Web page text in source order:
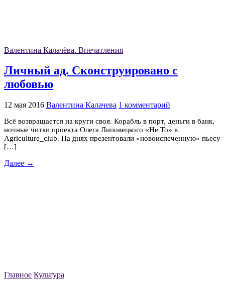
Валентина Калачёва. Впечатления
Личный ад. Сконструировано с
любовью
12 мая 2016 Валентина Калачева 1 комментарий
Всё возвращается на круги своя. Корабль в порт, деньги в банк,
ночные читки проекта Олега Липовецкого «Не То» в
Agriculture_club. На днях презентовали «новоиспеченную» пьесу
[…]
Далее →
Главное Культура